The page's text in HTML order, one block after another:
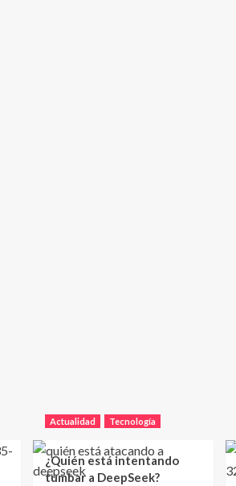
Actualidad Tecnología
¿Quién está intentando
tumbar a DeepSeek?